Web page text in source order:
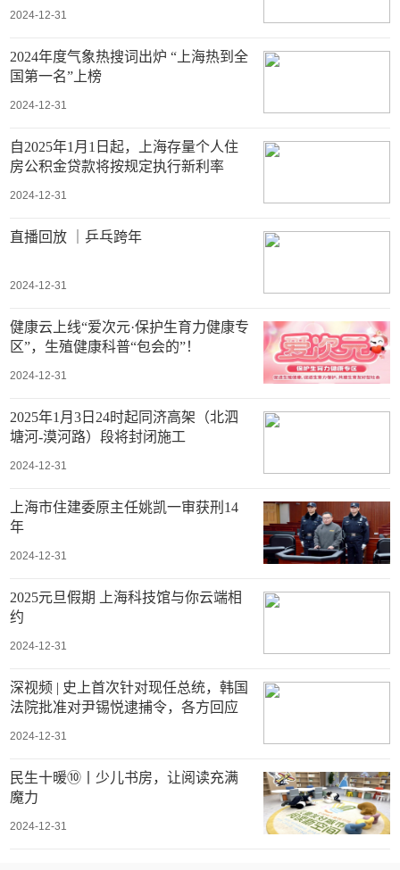
2024-12-31
2024年度气象热搜词出炉 “上海热到全
国第一名”上榜
2024-12-31
自2025年1月1日起，上海存量个人住
房公积金贷款将按规定执行新利率
2024-12-31
直播回放 ｜乒乓跨年
2024-12-31
健康云上线“爱次元·保护生育力健康专
区”，生殖健康科普“包会的”！
2024-12-31
2025年1月3日24时起同济高架（北泗
塘河-漠河路）段将封闭施工
2024-12-31
上海市住建委原主任姚凯一审获刑14
年
2024-12-31
2025元旦假期 上海科技馆与你云端相
约
2024-12-31
深视频 | 史上首次针对现任总统，韩国
法院批准对尹锡悦逮捕令，各方回应
2024-12-31
民生十暖⑩丨少儿书房，让阅读充满
魔力
2024-12-31